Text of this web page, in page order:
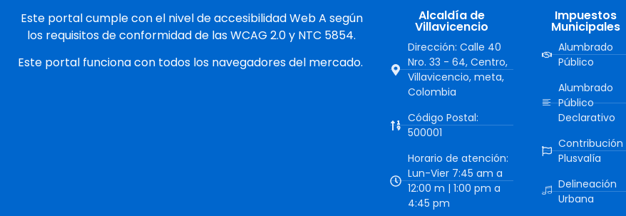
Este portal cumple con el nivel de accesibilidad Web A según
los requisitos de conformidad de las WCAG 2.0 y NTC 5854.
Este portal funciona con todos los navegadores del mercado.
Alcaldía de
Villavicencio
Dirección: Calle 40
Nro. 33 - 64, Centro,
Villavicencio, meta,
Colombia
Código Postal:
500001
Horario de atención:
Lun-Vier 7:45 am a
12:00 m | 1:00 pm a
4:45 pm
Impuestos
Municipales
Alumbrado
Público
Alumbrado
Público
Declarativo
Contribución
Plusvalía
Delineación
Urbana